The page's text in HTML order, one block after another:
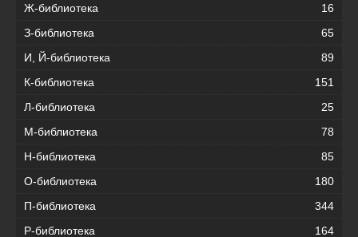
Ж-библиотека
16
З-библиотека
65
И, Й-библиотека
89
К-библиотека
151
Л-библиотека
25
М-библиотека
78
Н-библиотека
85
О-библиотека
180
П-библиотека
344
Р-библиотека
164